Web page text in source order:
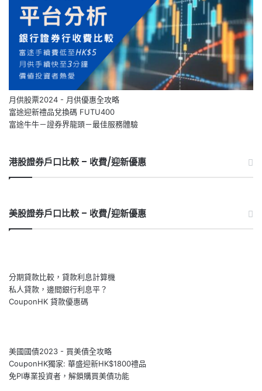
月供股票2024 - 月供優惠全攻略
富途迎新禮品兌換碼 FUTU400
富途牛牛－證券界龍頭－最佳服務體驗
港股證券戶口比較 – 收費/迎新優惠
美股證券戶口比較 – 收費/迎新優惠
分期貸款比較，貸款利息計算機
私人貸款，邊間銀行利息平？
CouponHK 貸款優惠碼
美國國債2023 - 買美債全攻略
CouponHK獨家: 華盛迎新HK$1800禮品
免PI專業投資者，解鎖購買美債功能